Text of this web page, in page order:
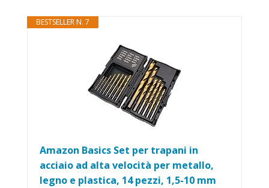
BESTSELLER N. 7
Amazon Basics Set per trapani in
acciaio ad alta velocità per metallo,
legno e plastica, 14 pezzi, 1,5-10 mm